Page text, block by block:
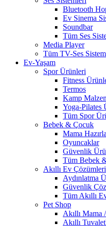
Bluetooth
Ev Sinema
Soundbar
Tüm Ses
Media Player
Tüm TV-Ses
Ev-Yaşam
Spor Ürünleri
Fitness
Termos
Kamp
Yoga-Pilates
Tüm Spor
Bebek & Çocuk
Mama
Oyuncaklar
Güvenlik
Tüm Bebek
Akıllı Ev Çözümleri
Aydınlatma
Güvenlik
Tüm Akıllı
Pet Shop
Akıllı Mama
Akıllı